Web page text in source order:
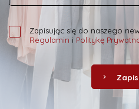
Zapisując się do naszego
Regulamin i Politykę